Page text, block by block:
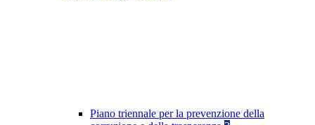
Piano triennale per la prevenzione della